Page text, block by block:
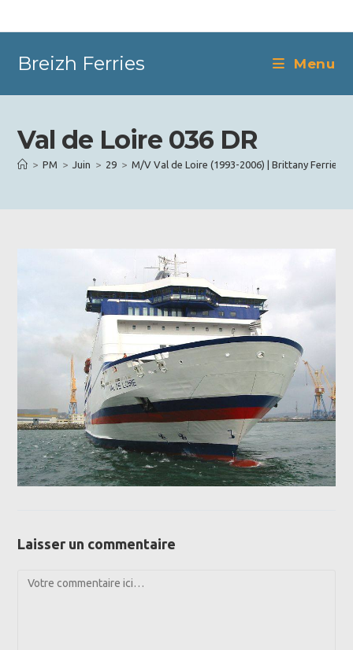
Breizh Ferries Menu
Val de Loire 036 DR
> PM > Juin > 29 > M/V Val de Loire (1993-2006) | Brittany Ferries
Laisser un commentaire
Comment